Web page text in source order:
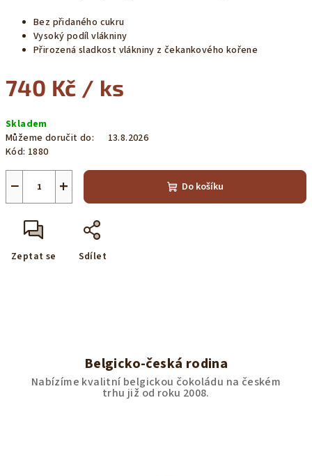
Bez přidaného cukru
Vysoký podíl vlákniny
Přirozená sladkost vlákniny z čekankového kořene
740 Kč / ks
cena:
Skladem
Můžeme doručit do:
13.8.2026
Kód: 1880
+
− Do košíku
Zeptat se Sdílet
Belgicko-česká rodina
Nabízíme kvalitní belgickou čokoládu na českém
trhu již od roku 2008.